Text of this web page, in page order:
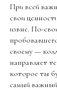
При всей
свои
извне. По-
своему —
направляет
которое ты
самый